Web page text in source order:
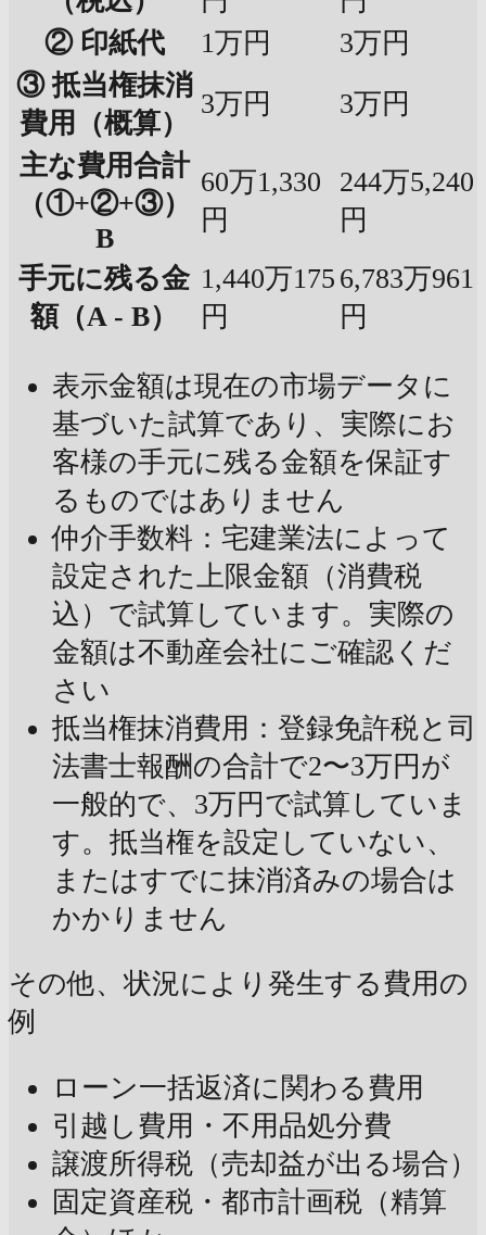
② 印紙代
1万円
3万円
③ 抵当権抹消
費用（概算）
3万円
3万円
主な費用合計
（①+②+③）
B
60万1,330
円
244万5,240
円
手元に残る金
額（A - B）
1,440万175
円
6,783万961
円
表示金額は現在の市場データに
基づいた試算であり、実際にお
客様の手元に残る金額を保証す
るものではありません
仲介手数料：宅建業法によって
設定された上限金額（消費税
込）で試算しています。実際の
金額は不動産会社にご確認くだ
さい
抵当権抹消費用：登録免許税と司
法書士報酬の合計で2〜3万円が
一般的で、3万円で試算していま
す。抵当権を設定していない、
またはすでに抹消済みの場合は
かかりません
その他、状況により発生する費用の
例
ローン一括返済に関わる費用
引越し費用・不用品処分費
譲渡所得税（売却益が出る場合）
固定資産税・都市計画税（精算